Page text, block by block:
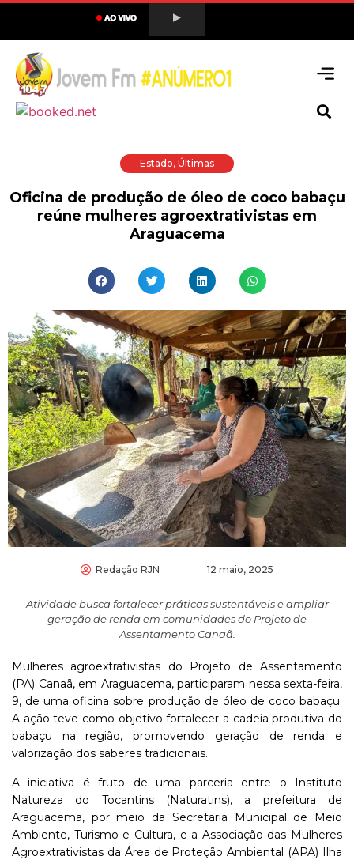
Estado, Últimas
Oficina de produção de óleo de coco babaçu
reúne mulheres agroextrativistas em
Araguacema
Redação RJN 12 maio, 2025
Atividade busca fortalecer práticas sustentáveis e ampliar
geração de renda em comunidades do Projeto de
Assentamento Canaã.
Mulheres agroextrativistas do Projeto deAssentamento
(PA) Canaã, em Araguacema, participaram nessa sexta-feira,
9, deuma oficinasobre produção de óleo de cocobabaçu.
A açãoteve como objetivofortalecer a cadeiaprodutiva do
babaçu naregião,promovendo geração derenda e
valorização dos saberes tradicionais.
Ainiciativa éfruto deuma parceria entre o Instituto
Natureza do Tocantins (Naturatins), a prefeitura de
Araguacema, pormeio da Secretaria Municipal de Meio
Ambiente, Turismo e Cultura, e a Associação das Mulheres
Agroextrativistas da Área de ProteçãoAmbiental (APA) Ilha